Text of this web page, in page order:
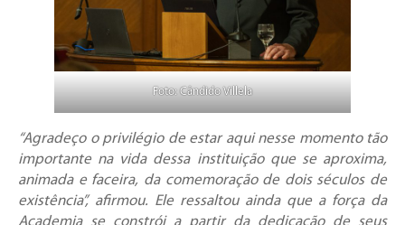
Foto: Cândido Villela
“Agradeço o privilégio de estar aqui nesse momento tão
importante na vida dessa instituição que se aproxima,
animada e faceira, da comemoração de dois séculos de
existência”, afirmou. Ele ressaltou ainda que a força da
Academia se constrói a partir da dedicação de seus